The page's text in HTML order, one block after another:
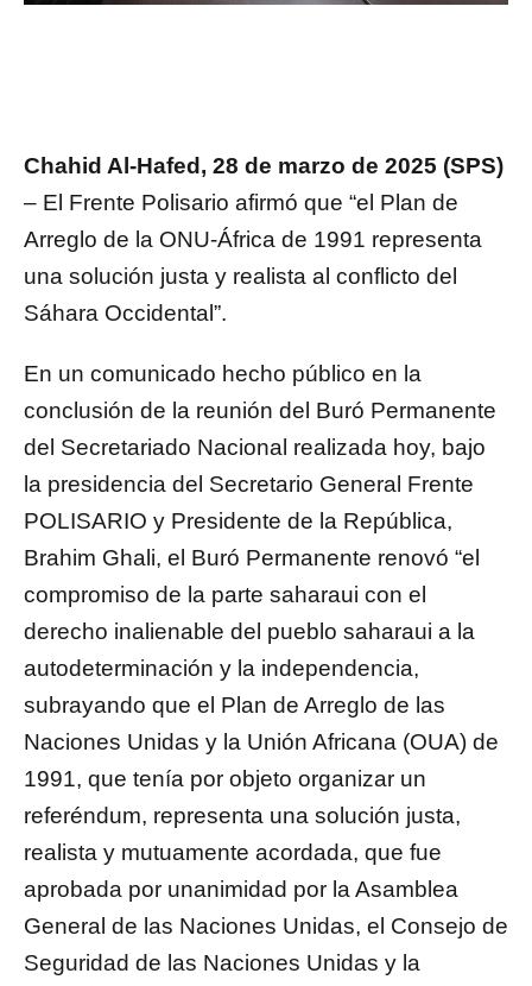
Chahid Al-Hafed, 28 de marzo de 2025 (SPS)
– El Frente Polisario afirmó que “el Plan de
Arreglo de la ONU-África de 1991 representa
una solución justa y realista al conflicto del
Sáhara Occidental”.
En un comunicado hecho público en la
conclusión de la reunión del Buró Permanente
del Secretariado Nacional realizada hoy, bajo
la presidencia del Secretario General Frente
POLISARIO y Presidente de la República,
Brahim Ghali, el Buró Permanente renovó “el
compromiso de la parte saharaui con el
derecho inalienable del pueblo saharaui a la
autodeterminación y la independencia,
subrayando que el Plan de Arreglo de las
Naciones Unidas y la Unión Africana (OUA) de
1991, que tenía por objeto organizar un
referéndum, representa una solución justa,
realista y mutuamente acordada, que fue
aprobada por unanimidad por la Asamblea
General de las Naciones Unidas, el Consejo de
Seguridad de las Naciones Unidas y la